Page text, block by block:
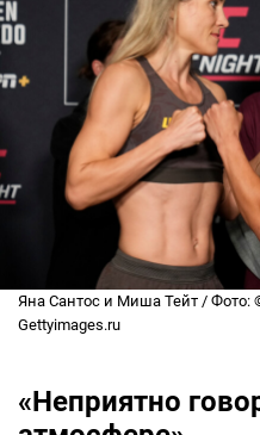
Яна Сантос и Миша Тейт / Фото:
Gettyimages.ru
«Неприятно